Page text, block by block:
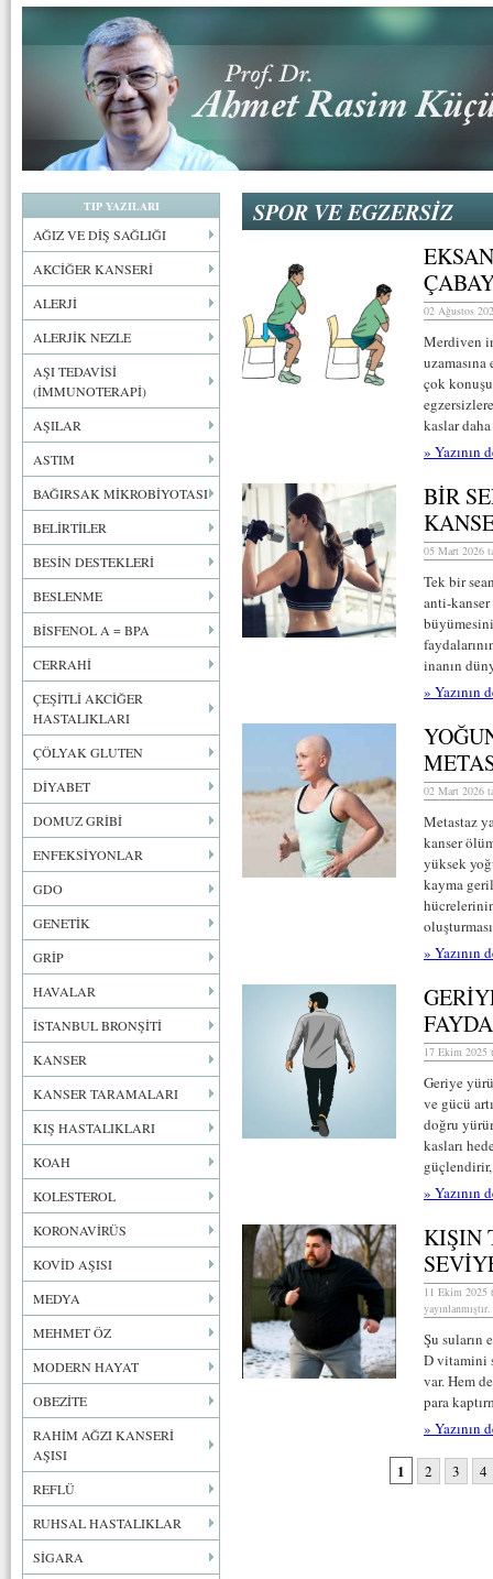
TIP YAZILARI
AĞIZ VE DİŞ SAĞLIĞI
AKCİĞER KANSERİ
ALERJİ
ALERJİK NEZLE
AŞI TEDAVİSİ
(İMMUNOTERAPİ)
AŞILAR
ASTIM
BAĞIRSAK MİKROBİYOTASI
BELİRTİLER
BESİN DESTEKLERİ
BESLENME
BİSFENOL A = BPA
CERRAHİ
ÇEŞİTLİ AKCİĞER
HASTALIKLARI
ÇÖLYAK GLUTEN
DİYABET
DOMUZ GRİBİ
ENFEKSİYONLAR
GDO
GENETİK
GRİP
HAVALAR
İSTANBUL BRONŞİTİ
KANSER
KANSER TARAMALARI
KIŞ HASTALIKLARI
KOAH
KOLESTEROL
KORONAVİRÜS
KOVİD AŞISI
MEDYA
MEHMET ÖZ
MODERN HAYAT
OBEZİTE
RAHİM AĞZI KANSERİ
AŞISI
REFLÜ
RUHSAL HASTALIKLAR
SİGARA
SPOR VE EGZERSİZ
02 Ağustos
Merdiven
çok
kaslar
» Yazının
BİR
05 Mart 2026
Tek bir
anti-
inanın
» Yazının
02 Mart 2026
Metastaz
kanser
yüksek
kayma
» Yazının
17 Ekim 2025
Geriye
ve gücü
doğru
kasları
» Yazının
KIŞIN
11 Ekim 2025
yayınlanmıştır.
Şu suların
D vitamini
var. Hem
para
» Yazının
1 2 3 4